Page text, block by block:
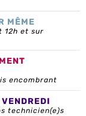
MÊME
12h et sur
encombrant
technicien(e)s